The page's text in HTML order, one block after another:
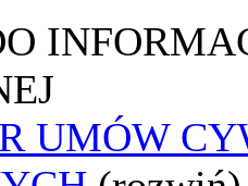
UMÓW